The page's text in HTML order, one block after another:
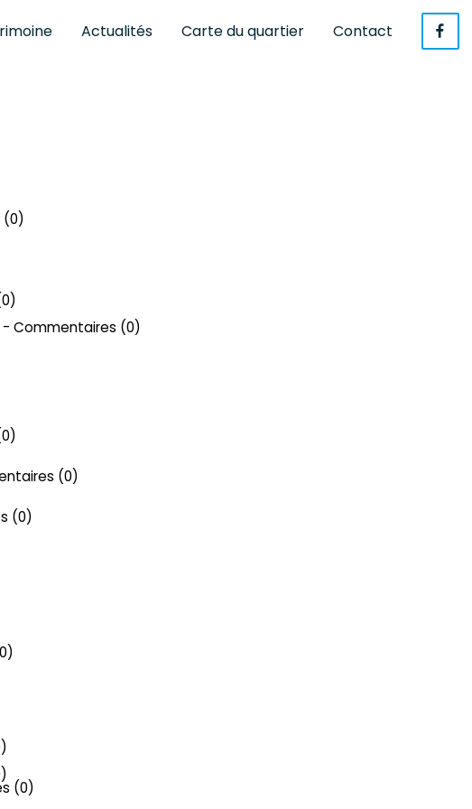
Actualités Carte du quartier Contact
- Commentaires (0)
(0)
(0)
(0)